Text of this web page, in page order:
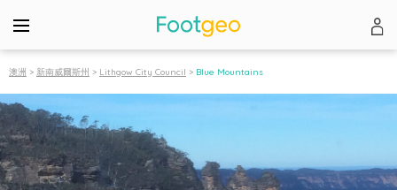
澳洲 > 新南威爾斯州 > Lithgow City Council > Blue Mountains